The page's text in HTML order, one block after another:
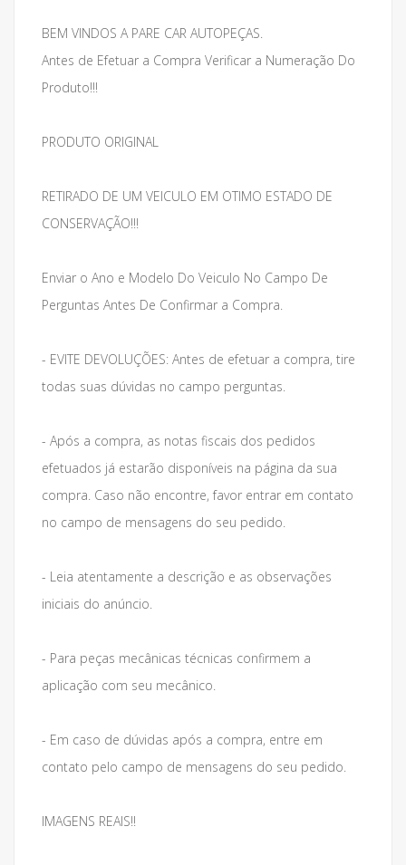
BEM VINDOS A PARE CAR AUTOPEÇAS.
Antes de Efetuar a Compra Verificar a Numeração Do
Produto!!!
PRODUTO ORIGINAL
RETIRADO DE UM VEICULO EM OTIMO ESTADO DE
CONSERVAÇÃO!!!
Enviar o Ano e Modelo Do Veiculo No Campo De
Perguntas Antes De Confirmar a Compra.
- EVITE DEVOLUÇÕES: Antes de efetuar a compra, tire
todas suas dúvidas no campo perguntas.
- Após a compra, as notas fiscais dos pedidos
efetuados já estarão disponíveis na página da sua
compra. Caso não encontre, favor entrar em contato
no campo de mensagens do seu pedido.
- Leia atentamente a descrição e as observações
iniciais do anúncio.
- Para peças mecânicas técnicas confirmem a
aplicação com seu mecânico.
- Em caso de dúvidas após a compra, entre em
contato pelo campo de mensagens do seu pedido.
IMAGENS REAIS!!